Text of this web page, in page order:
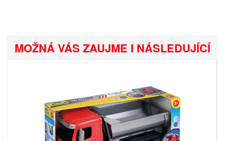
MOŽNÁ VÁS ZAUJME I NÁSLEDUJÍCÍ